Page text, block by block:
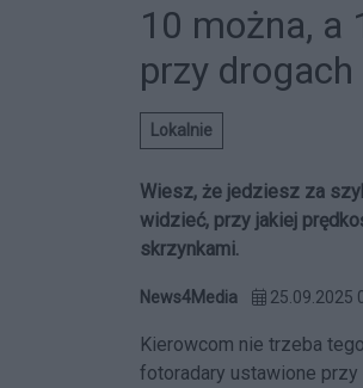
10 można, a
przy drogach
Lokalnie
Wiesz, że jedziesz za
widzieć, przy jakiej
skrzynkami.
News4Media 25.09.2025
Kierowcom nie trzeba
fotoradary ustawione